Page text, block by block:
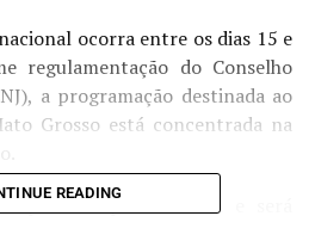
ocorra entre os dias 15 e
regulamentação do Conselho
a programação destinada ao
Grosso está concentrada na
prevista para às 14h e será
READING